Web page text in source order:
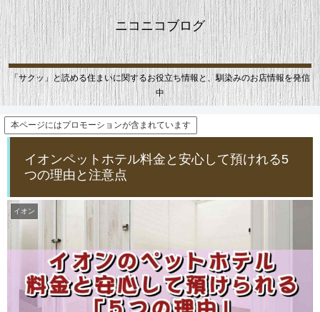
ニコニコブログ
「サクッ」と読める住まいに関するお役立ち情報と、馴染みのお店情報を発信
中
本ページにはプロモーションが含まれています
イオンペットホテル料金と安心して預けれる5
つの理由と注意点
イオン